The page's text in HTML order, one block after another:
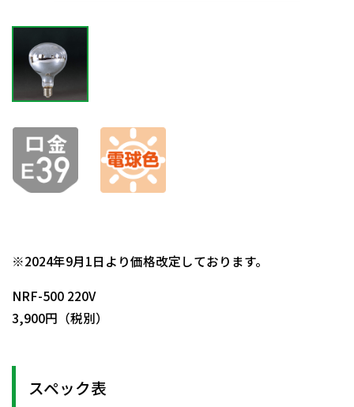
※2024年9月1日より価格改定しております。
NRF-500 220V
3,900円（税別）
スペック表